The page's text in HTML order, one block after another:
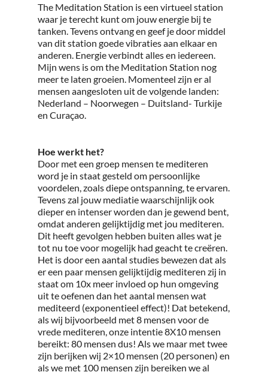
The Meditation Station is een virtueel station
waar je terecht kunt om jouw energie bij te
tanken. Tevens ontvang en geef je door middel
van dit station goede vibraties aan elkaar en
anderen. Energie verbindt alles en iedereen.
Mijn wens is om the Meditation Station nog
meer te laten groeien. Momenteel zijn er al
mensen aangesloten uit de volgende landen:
Nederland – Noorwegen – Duitsland- Turkije
en Curaçao.
Hoe werkt het?
Door met een groep mensen te mediteren
word je in staat gesteld om persoonlijke
voordelen, zoals diepe ontspanning, te ervaren.
Tevens zal jouw mediatie waarschijnlijk ook
dieper en intenser worden dan je gewend bent,
omdat anderen gelijktijdig met jou mediteren.
Dit heeft gevolgen hebben buiten alles wat je
tot nu toe voor mogelijk had geacht te creëren.
Het is door een aantal studies bewezen dat als
er een paar mensen gelijktijdig mediteren zij in
staat om 10x meer invloed op hun omgeving
uit te oefenen dan het aantal mensen wat
mediteerd (exponentieel effect)! Dat betekend,
als wij bijvoorbeeld met 8 mensen voor de
vrede mediteren, onze intentie 8X10 mensen
bereikt: 80 mensen dus! Als we maar met twee
zijn berijken wij 2×10 mensen (20 personen) en
als we met 100 mensen zijn bereiken we al